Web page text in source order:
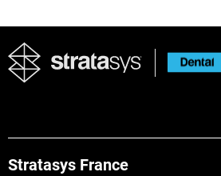
Stratasys France